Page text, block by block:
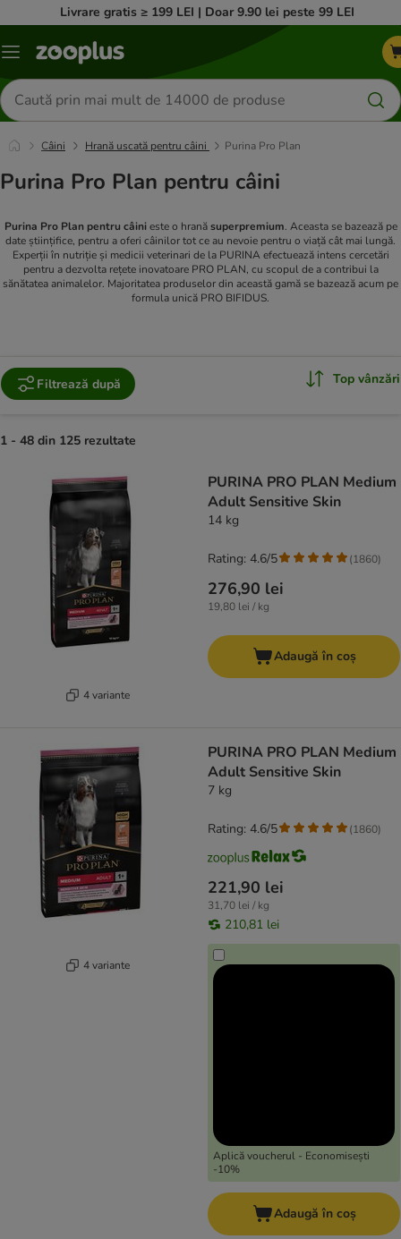
Livrare gratis ≥ 199 LEI | Doar 9.90 lei peste 99 LEI
Categorii
Căutare
produse
Câini Hrană uscată pentru câini Purina Pro Plan
Purina Pro Plan pentru câini
Purina Pro Plan pentru câinieste o hranăsuperpremium. Aceasta se bazează pe
date științifice, pentru a oferi câinilor tot ce au nevoie pentru o viață cât mai lungă.
Experții în nutriție și medicii veterinari de la PURINA efectuează intens cercetări
pentru a dezvolta rețete inovatoare PRO PLAN, cu scopul de a contribui la
sănătatea animalelor. Majoritatea produselor din această gamă se bazează acum pe
formula unică PRO BIFIDUS.
Filtrează după Top vânzări
1 - 48 din 125 rezultate
4 variante
PURINA PRO PLAN Medium
Adult Sensitive Skin
14 kg
276,90 lei
19,80 lei / kg
Rating: 4.6/5 (1860)
Adaugă în coș
4 variante
PURINA PRO PLAN Medium
Adult Sensitive Skin
7 kg
221,90 lei
31,70 lei / kg
210,81 lei
Aplică voucherul - Economisești
-10%
Rating: 4.6/5 (1860)
Adaugă în coș